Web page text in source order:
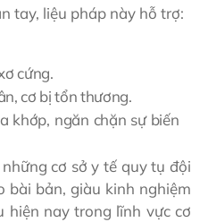
tay, liệu pháp này hỗ trợ:
cứng.
cơ bị tổn thương.
khớp, ngăn chặn sự biến
cơ sở y tế quy tụ đội
bài bản, giàu kinh nghiệm
hiện nay trong lĩnh vực cơ